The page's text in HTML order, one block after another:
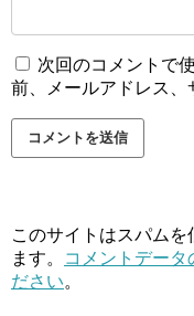
次回のコメントで
前、メールアドレス、
このサイトはスパム
ます。
コメントデータ
ださい。